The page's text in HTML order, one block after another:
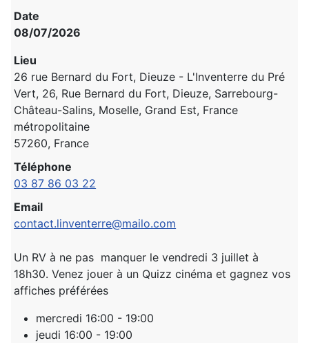
Date
08/07/2026
Lieu
26 rue Bernard du Fort, Dieuze - L'Inventerre du Pré
Vert, 26, Rue Bernard du Fort, Dieuze, Sarrebourg-
Château-Salins, Moselle, Grand Est, France
métropolitaine
57260, France
Téléphone
03 87 86 03 22
Email
contact.linventerre@mailo.com
Un RV à ne pas manquer le vendredi 3 juillet à
18h30. Venez jouer à un Quizz cinéma et gagnez vos
affiches préférées
mercredi 16:00 - 19:00
jeudi 16:00 - 19:00